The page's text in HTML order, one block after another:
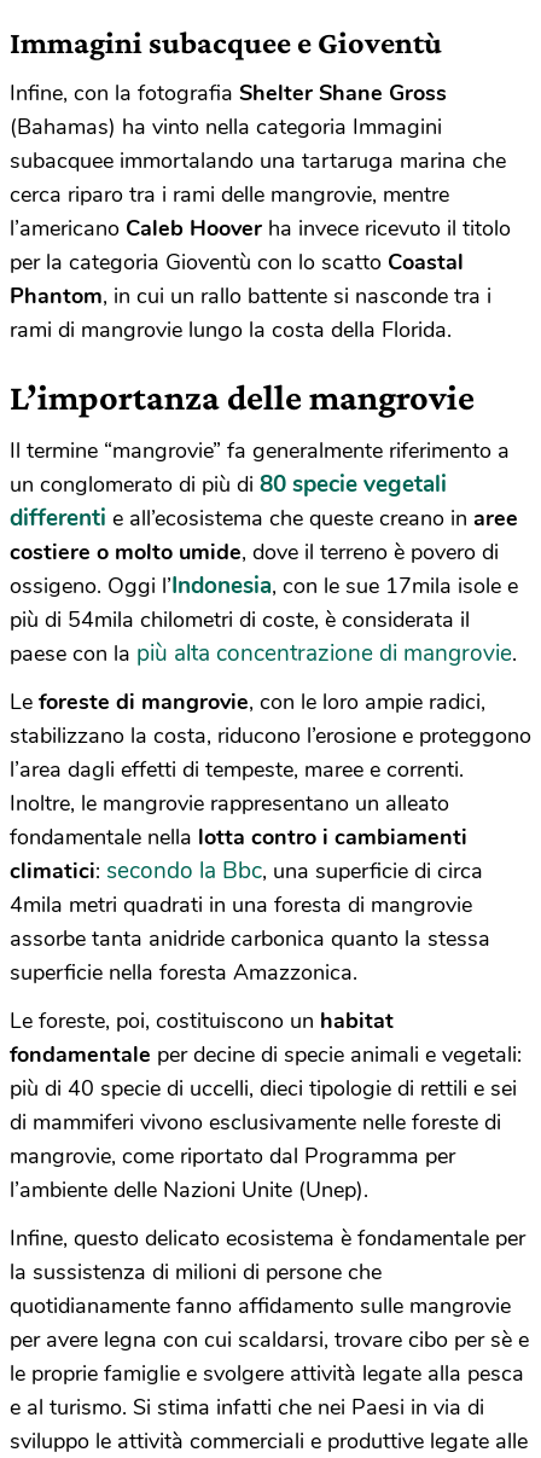
Immagini subacquee e Gioventù
Infine, con la fotografia Shelter Shane Gross
(Bahamas) ha vinto nella categoria Immagini
subacquee immortalando una tartaruga marina che
cerca riparo tra i rami delle mangrovie, mentre
l’americano Caleb Hoover ha invece ricevuto il titolo
per la categoria Gioventù con lo scatto Coastal
Phantom, in cui un rallo battente si nasconde tra i
rami di mangrovie lungo la costa della Florida.
L’importanza delle mangrovie
Il termine “mangrovie” fa generalmente riferimento a
un conglomerato di più di 80 specie vegetali
differenti e all’ecosistema che queste creano in aree
costiere o molto umide, dove il terreno è povero di
ossigeno. Oggi l’Indonesia, con le sue 17mila isole e
più di 54mila chilometri di coste, è considerata il
paese con la più alta concentrazione di mangrovie.
Le foreste di mangrovie, con le loro ampie radici,
stabilizzano la costa, riducono l’erosione e proteggono
l’area dagli effetti di tempeste, maree e correnti.
Inoltre, le mangrovie rappresentano un alleato
fondamentale nella lotta contro i cambiamenti
climatici: secondo la Bbc, una superficie di circa
4mila metri quadrati in una foresta di mangrovie
assorbe tanta anidride carbonica quanto la stessa
superficie nella foresta Amazzonica.
Le foreste, poi, costituiscono un habitat
fondamentale per decine di specie animali e vegetali:
più di 40 specie di uccelli, dieci tipologie di rettili e sei
di mammiferi vivono esclusivamente nelle foreste di
mangrovie, come riportato dal Programma per
l’ambiente delle Nazioni Unite (Unep).
Infine, questo delicato ecosistema è fondamentale per
la sussistenza di milioni di persone che
quotidianamente fanno affidamento sulle mangrovie
per avere legna con cui scaldarsi, trovare cibo per sè e
le proprie famiglie e svolgere attività legate alla pesca
e al turismo. Si stima infatti che nei Paesi in via di
sviluppo le attività commerciali e produttive legate alle